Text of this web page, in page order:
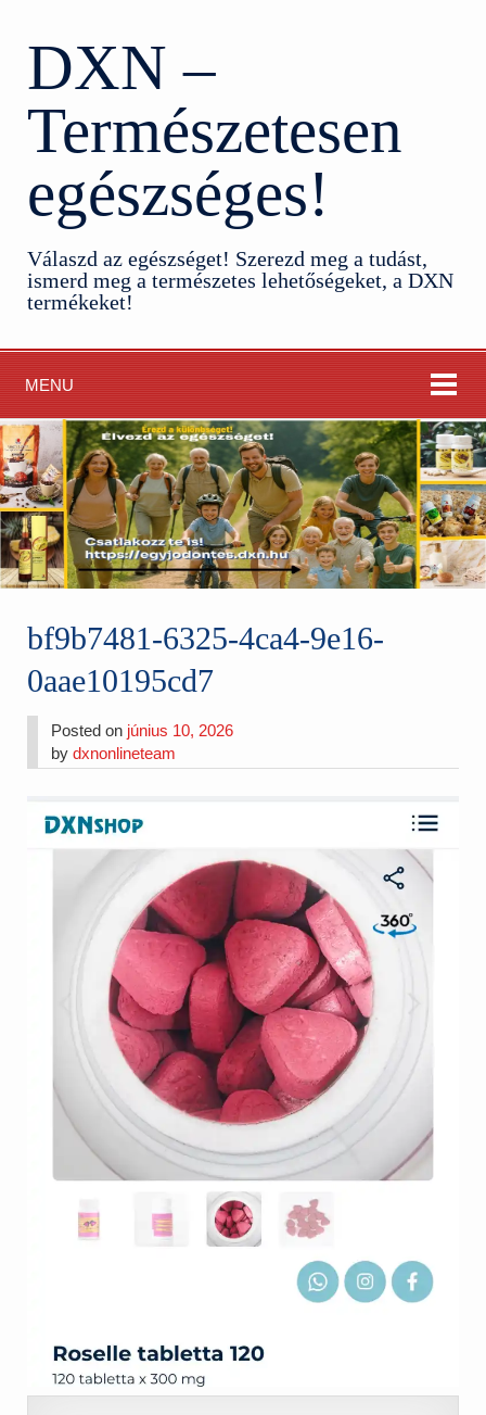
DXN –
Természetesen
egészséges!
Válaszd az egészséget! Szerezd meg a tudást,
ismerd meg a természetes lehetőségeket, a DXN
termékeket!
MENU
bf9b7481-6325-4ca4-9e16-
0aae10195cd7
Posted on június 10, 2026
bydxnonlineteam